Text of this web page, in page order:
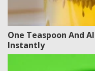
One Teaspoon And
Instantly